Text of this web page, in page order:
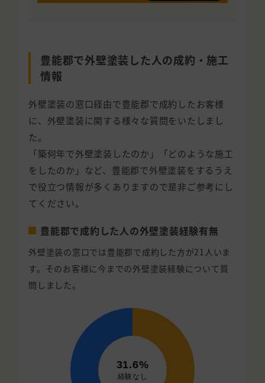
豊能郡で外壁塗装した人の成約・施工
情報
外壁塗装の窓口経由で豊能郡で成約したお客様
に、外壁塗装に関する様々な質問をいたしまし
た。
「築何年で外壁塗装したのか」「どのような施工
をしたのか」など、豊能郡で外壁塗装をするうえ
で役立つ情報が多くありますので是非ご参考にし
てください。
豊能郡で成約した人の外壁塗装経験有無
外壁塗装の窓口では豊能郡で成約した方が21人いま
す。そのお客様に今までの外壁塗装経験について質
問しました。